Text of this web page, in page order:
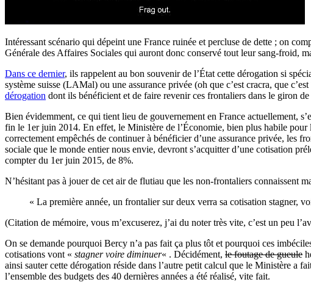
Intéressant scénario qui dépeint une France ruinée et percluse de dette ; on
Générale des Affaires Sociales qui auront donc conservé tout leur sang-
Dans ce dernier, ils rappelent au bon souvenir de l’État cette dérogation si
système suisse (LAMal) ou une assurance privée (oh que c’est cracra, que
dérogation dont ils bénéficient et de faire revenir ces frontaliers dans le giron
Bien évidemment, ce qui tient lieu de gouvernement en France actuellement,
fin le 1er juin 2014. En effet, le Ministère de l’Économie, bien plus habile
correctement empêchés de continuer à bénéficier d’une assurance privée, les
sociale que le monde entier nous envie, devront s’acquitter d’une cotisation
compter du 1er juin 2015, de 8%.
N’hésitant pas à jouer de cet air de flutiau que les non-frontaliers connaissent
« La première année, un frontalier sur deux verra sa cotisation stagner,
(Citation de mémoire, vous m’excuserez, j’ai du noter très vite, c’est un peu
On se demande pourquoi Bercy n’a pas fait ça plus tôt et pourquoi ces
cotisations vont « stagner voire diminuer« . Décidément, le foutage de gueule
ainsi sauter cette dérogation réside dans l’autre petit calcul que le Ministère a
l’ensemble des budgets des 40 dernières années a été réalisé, vite fait.